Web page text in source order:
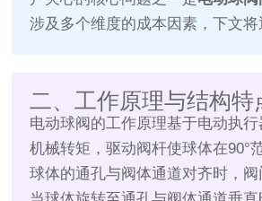
涉及多个维度的成本因素，下文将
二、工作原理与结构特
电动球阀的工作原理基于电动执
机械转矩，驱动阀杆使球体在90°
球体的通孔与阀体通道对齐时，阀